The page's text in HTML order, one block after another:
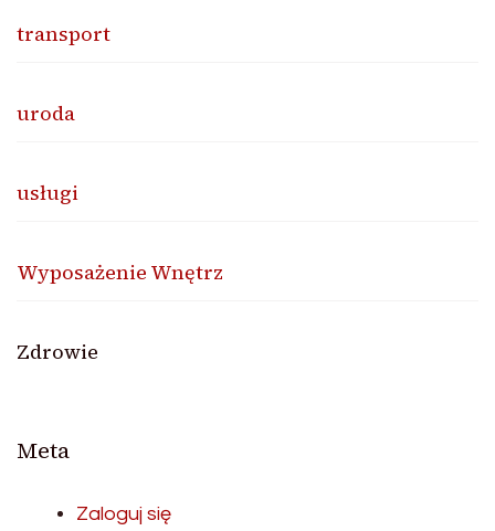
transport
uroda
usługi
Wyposażenie Wnętrz
Zdrowie
Meta
Zaloguj się